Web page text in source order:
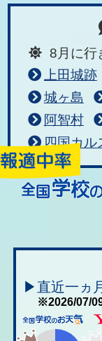
8月に行
上田城跡
城ヶ島
阿智村
四国カル
▶直近一ヵ
※2026/07/